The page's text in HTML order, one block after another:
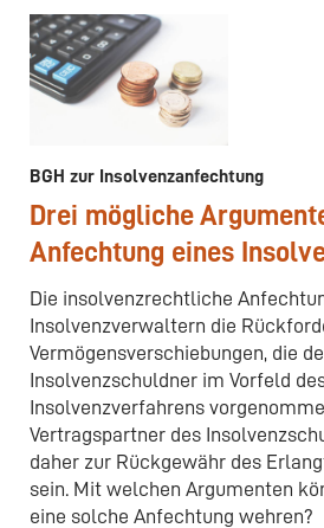
BGH zur Insolvenzanfechtung
Drei mögliche
Anfechtung eines
Die insolvenzrechtliche
Insolvenzverwaltern die
Vermögensverschiebungen, die
Insolvenzschuldner im Vorfeld
Insolvenzverfahrens
Vertragspartner des
daher zur Rückgewähr des
sein. Mit welchen Argumenten
eine solche Anfechtung wehren?